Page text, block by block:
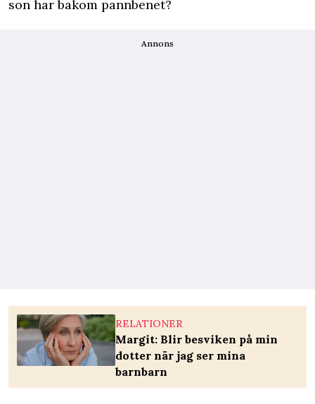
son har bakom pannbenet?
Annons
RELATIONER
Margit: Blir besviken på min
dotter när jag ser mina
barnbarn